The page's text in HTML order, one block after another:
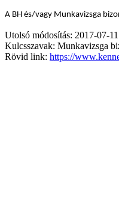
A BH és/vagy Munkavizsga
Utolsó módosítás: 2017-07-
Kulcsszavak: Munkavizsga
Rövid link: https://